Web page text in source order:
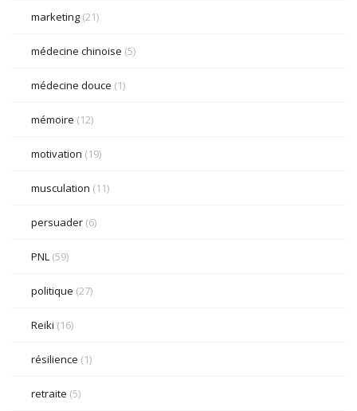
marketing (21)
médecine chinoise (5)
médecine douce (1)
mémoire (12)
motivation (19)
musculation (11)
persuader (6)
PNL (59)
politique (27)
Reiki (16)
résilience (1)
retraite (5)